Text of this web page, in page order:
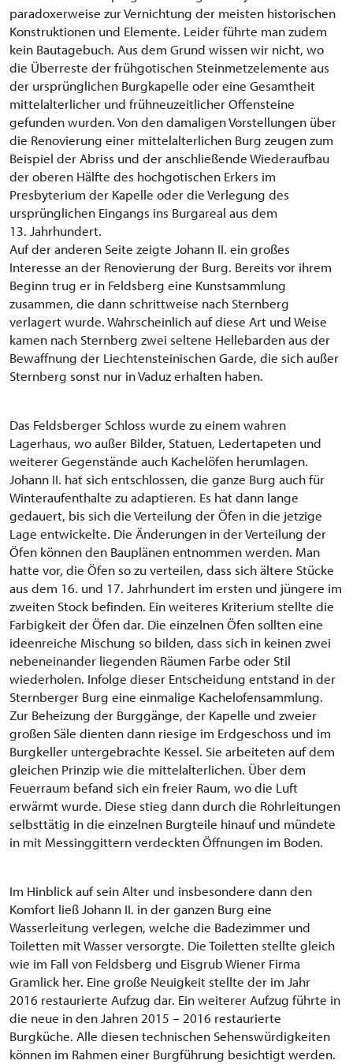
paradoxerweise zur Vernichtung der meisten historischen
Konstruktionen und Elemente. Leider führte man zudem
kein Bautagebuch. Aus dem Grund wissen wir nicht, wo
die Überreste der frühgotischen Steinmetzelemente aus
der ursprünglichen Burgkapelle oder eine Gesamtheit
mittelalterlicher und frühneuzeitlicher Offensteine
gefunden wurden. Von den damaligen Vorstellungen über
die Renovierung einer mittelalterlichen Burg zeugen zum
Beispiel der Abriss und der anschließende Wiederaufbau
der oberen Hälfte des hochgotischen Erkers im
Presbyterium der Kapelle oder die Verlegung des
ursprünglichen Eingangs ins Burgareal aus dem
13. Jahrhundert.
Auf der anderen Seite zeigte Johann II. ein großes
Interesse an der Renovierung der Burg. Bereits vor ihrem
Beginn trug er in Feldsberg eine Kunstsammlung
zusammen, die dann schrittweise nach Sternberg
verlagert wurde. Wahrscheinlich auf diese Art und Weise
kamen nach Sternberg zwei seltene Hellebarden aus der
Bewaffnung der Liechtensteinischen Garde, die sich außer
Sternberg sonst nur in Vaduz erhalten haben.
Das Feldsberger Schloss wurde zu einem wahren
Lagerhaus, wo außer Bilder, Statuen, Ledertapeten und
weiterer Gegenstände auch Kachelöfen herumlagen.
Johann II. hat sich entschlossen, die ganze Burg auch für
Winteraufenthalte zu adaptieren. Es hat dann lange
gedauert, bis sich die Verteilung der Öfen in die jetzige
Lage entwickelte. Die Änderungen in der Verteilung der
Öfen können den Bauplänen entnommen werden. Man
hatte vor, die Öfen so zu verteilen, dass sich ältere Stücke
aus dem 16. und 17. Jahrhundert im ersten und jüngere im
zweiten Stock befinden. Ein weiteres Kriterium stellte die
Farbigkeit der Öfen dar. Die einzelnen Öfen sollten eine
ideenreiche Mischung so bilden, dass sich in keinen zwei
nebeneinander liegenden Räumen Farbe oder Stil
wiederholen. Infolge dieser Entscheidung entstand in der
Sternberger Burg eine einmalige Kachelofensammlung.
Zur Beheizung der Burggänge, der Kapelle und zweier
großen Säle dienten dann riesige im Erdgeschoss und im
Burgkeller untergebrachte Kessel. Sie arbeiteten auf dem
gleichen Prinzip wie die mittelalterlichen. Über dem
Feuerraum befand sich ein freier Raum, wo die Luft
erwärmt wurde. Diese stieg dann durch die Rohrleitungen
selbsttätig in die einzelnen Burgteile hinauf und mündete
in mit Messinggittern verdeckten Öffnungen im Boden.
Im Hinblick auf sein Alter und insbesondere dann den
Komfort ließ Johann II. in der ganzen Burg eine
Wasserleitung verlegen, welche die Badezimmer und
Toiletten mit Wasser versorgte. Die Toiletten stellte gleich
wie im Fall von Feldsberg und Eisgrub Wiener Firma
Gramlick her. Eine große Neuigkeit stellte der im Jahr
2016 restaurierte Aufzug dar. Ein weiterer Aufzug führte in
die neue in den Jahren 2015 – 2016 restaurierte
Burgküche. Alle diesen technischen Sehenswürdigkeiten
können im Rahmen einer Burgführung besichtigt werden.